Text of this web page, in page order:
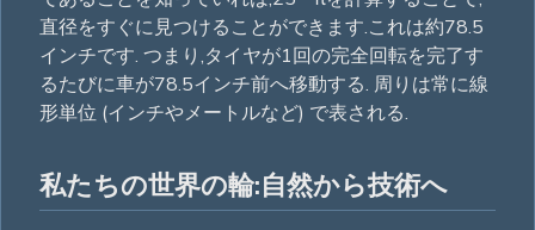
直径をすぐに見つけることができます.これは約78.5
インチです. つまり,タイヤが1回の完全回転を完了す
るたびに車が78.5インチ前へ移動する. 周りは常に線
形単位 (インチやメートルなど) で表される.
私たちの世界の輪:自然から技術へ